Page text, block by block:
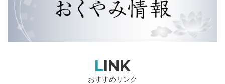
LINK
おすすめリンク